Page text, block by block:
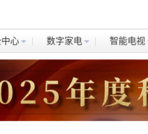
心 数字家电 智能电视